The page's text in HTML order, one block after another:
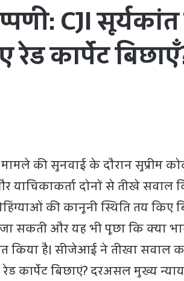
CJI
कार्पेट
की सुनवाई के दौरान सुप्रीम
याचिकाकर्ता दोनों से तीखे सवाल
की कानूनी स्थिति तय किए
जा सकती और यह भी पूछा कि क्या
किया है। सीजेआई ने तीखा सवाल
कार्पेट बिछाएं? दरअसल मुख्य